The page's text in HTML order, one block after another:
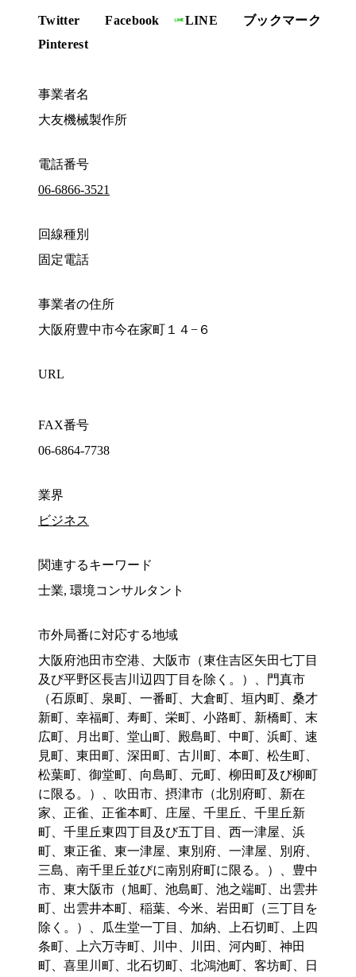
Twitter Facebook LINE
ブックマーク
Pinterest
事業者名
大友機械製作所
電話番号
06-6866-3521
回線種別
固定電話
事業者の住所
大阪府豊中市今在家町１４−６
URL
FAX番号
06-6864-7738
業界
ビジネス
関連するキーワード
士業, 環境コンサルタント
市外局番に対応する地域
大阪府池田市空港、大阪市（東住吉区矢田七丁目
及び平野区長吉川辺四丁目を除く。）、門真市
（石原町、泉町、一番町、大倉町、垣内町、桑才
新町、幸福町、寿町、栄町、小路町、新橋町、末
広町、月出町、堂山町、殿島町、中町、浜町、速
見町、東田町、深田町、古川町、本町、松生町、
松葉町、御堂町、向島町、元町、柳田町及び柳町
に限る。）、吹田市、摂津市（北別府町、新在
家、正雀、正雀本町、庄屋、千里丘、千里丘新
町、千里丘東四丁目及び五丁目、西一津屋、浜
町、東正雀、東一津屋、東別府、一津屋、別府、
三島、南千里丘並びに南別府町に限る。）、豊中
市、東大阪市（旭町、池島町、池之端町、出雲井
町、出雲井本町、稲葉、今米、岩田町（三丁目を
除く。）、瓜生堂一丁目、加納、上石切町、上四
条町、上六万寺町、川中、川田、河内町、神田
町、喜里川町、北石切町、北鴻池町、客坊町、日